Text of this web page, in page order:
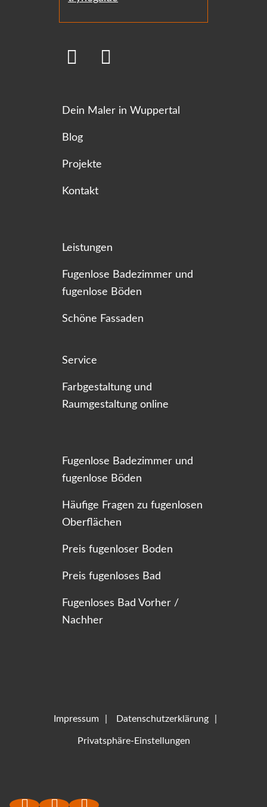
Dein Maler in Wuppertal
Blog
Projekte
Kontakt
Leistungen
Fugenlose Badezimmer und
fugenlose Böden
Schöne Fassaden
Service
Farbgestaltung und
Raumgestaltung online
Fugenlose Badezimmer und
fugenlose Böden
Häufige Fragen zu fugenlosen
Oberflächen
Preis fugenloser Boden
Preis fugenloses Bad
Fugenloses Bad Vorher /
Nachher
Impressum Datenschutzerklärung
Privatsphäre-Einstellungen